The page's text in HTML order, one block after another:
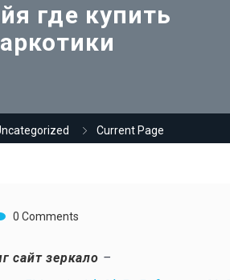
где купить
Current Page
0 Comments
сайт зеркало –